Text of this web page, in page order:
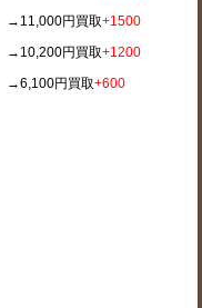
→11,000円買取+1500
→10,200円買取+1200
→6,100円買取+600